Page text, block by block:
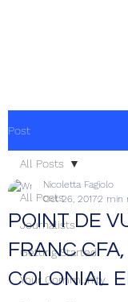
Post
All Posts
Journalists
Getting Started
Your Community
All Posts
POINT DE
FRANC
COLONIAL
Nicoletta Fagiolo
Oct 26, 20172 min